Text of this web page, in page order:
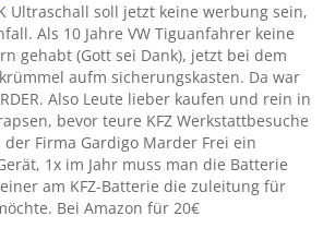
Ultraschall soll jetzt keine werbung sein,
Als 10 Jahre VW Tiguanfahrer keine
gehabt (Gott sei Dank), jetzt bei dem
aufm sicherungskasten. Da war
Also Leute lieber kaufen und rein in
bevor teure KFZ Werkstattbesuche
Firma Gardigo Marder Frei ein
1x im Jahr muss man die Batterie
am KFZ-Batterie die zuleitung für
Bei Amazon für 20€